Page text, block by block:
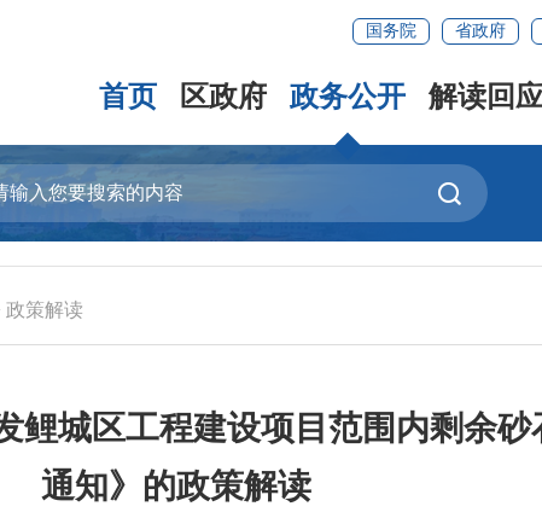
国务院 省政府
首页 区政府 政务公开 解读回
政策解读
鲤城区工程建设项目范围内剩余
通知》的政策解读